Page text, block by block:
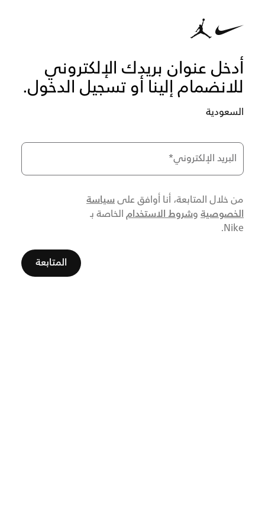
أدخل عنوان بريدك الإلكتروني
للانضمام إلينا أو تسجيل الدخول.
السعودية
البريد الإلكتروني*
من خلال المتابعة، أنا أوافق علىسياسة
الخصوصية وشروط الاستخدام الخاصة بـ
Nike.
المتابعة